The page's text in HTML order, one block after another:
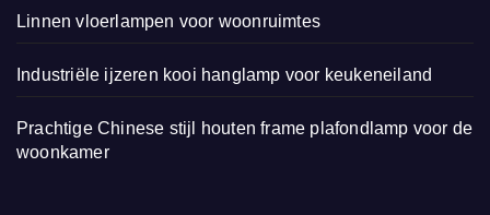
Linnen vloerlampen voor woonruimtes
Industriële ijzeren kooi hanglamp voor keukeneiland
Prachtige Chinese stijl houten frame plafondlamp voor de
woonkamer